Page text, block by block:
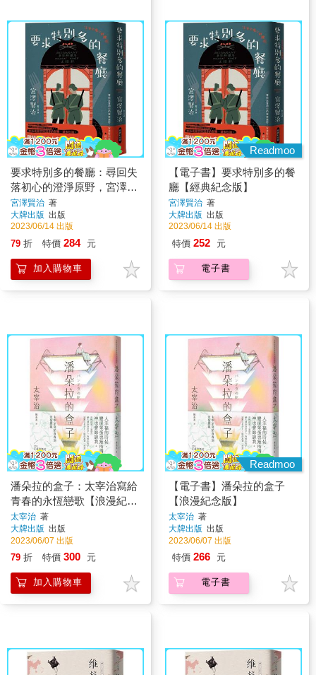
要求特別多的餐廳：尋回失
落初心的澄淨原野，宮澤賢
治經典短篇集【經典紀念
版】
宮澤賢治 著
大牌出版 出版
2023/06/14 出版
79 折 特價 284 元
加入購物車
Readmoo
【電子書】要求特別多的餐
廳【經典紀念版】
宮澤賢治 著
大牌出版 出版
2023/06/14 出版
特價 252 元
電子書
潘朵拉的盒子：太宰治寫給
青春的永恆戀歌【浪漫紀念
版】
太宰治 著
大牌出版 出版
2023/06/07 出版
79 折 特價 300 元
加入購物車
Readmoo
【電子書】潘朵拉的盒子
【浪漫紀念版】
太宰治 著
大牌出版 出版
2023/06/07 出版
特價 266 元
電子書